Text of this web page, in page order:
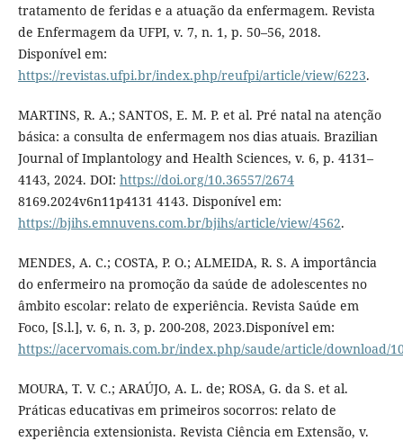
tratamento de feridas e a atuação da enfermagem. Revista
de Enfermagem da UFPI, v. 7, n. 1, p. 50–56, 2018.
Disponível em:
https://revistas.ufpi.br/index.php/reufpi/article/view/6223.
MARTINS, R. A.; SANTOS, E. M. P. et al. Pré natal na atenção
básica: a consulta de enfermagem nos dias atuais. Brazilian
Journal of Implantology and Health Sciences, v. 6, p. 4131–
4143, 2024. DOI: https://doi.org/10.36557/2674
8169.2024v6n11p4131 4143. Disponível em:
https://bjihs.emnuvens.com.br/bjihs/article/view/4562.
MENDES, A. C.; COSTA, P. O.; ALMEIDA, R. S. A importância
do enfermeiro na promoção da saúde de adolescentes no
âmbito escolar: relato de experiência. Revista Saúde em
Foco, [S.l.], v. 6, n. 3, p. 200-208, 2023.Disponível em:
https://acervomais.com.br/index.php/saude/article/download/
MOURA, T. V. C.; ARAÚJO, A. L. de; ROSA, G. da S. et al.
Práticas educativas em primeiros socorros: relato de
experiência extensionista. Revista Ciência em Extensão, v.